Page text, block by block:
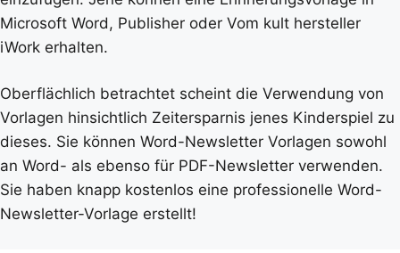
Microsoft Word, Publisher oder Vom kult hersteller
iWork erhalten.
Oberflächlich betrachtet scheint die Verwendung von
Vorlagen hinsichtlich Zeitersparnis jenes Kinderspiel zu
dieses. Sie können Word-Newsletter Vorlagen sowohl
an Word- als ebenso für PDF-Newsletter verwenden.
Sie haben knapp kostenlos eine professionelle Word-
Newsletter-Vorlage erstellt!